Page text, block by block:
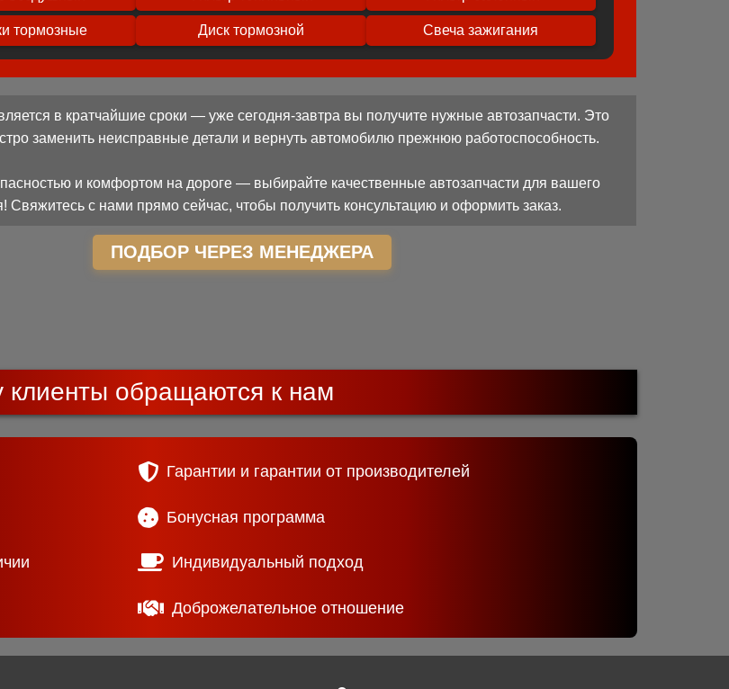
тормозные Диск тормозной Свеча зажигания
в кратчайшие сроки — уже сегодня-завтра вы получите нужные автозапчасти. Это
заменить неисправные детали и вернуть автомобилю прежнюю работоспособность.
и комфортом на дороге — выбирайте качественные автозапчасти для вашего
Свяжитесь с нами прямо сейчас, чтобы получить консультацию и оформить заказ.
ПОДБОР ЧЕРЕЗ МЕНЕДЖЕРА
клиенты обращаются к нам
Гарантии и гарантии от производителей
Бонусная программа
Индивидуальный подход
Доброжелательное отношение